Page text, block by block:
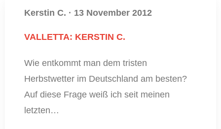
Kerstin C. · 13 November 2012
VALLETTA: KERSTIN C.
Wie entkommt man dem tristen
Herbstwetter im Deutschland am besten?
Auf diese Frage weiß ich seit meinen
letzten…